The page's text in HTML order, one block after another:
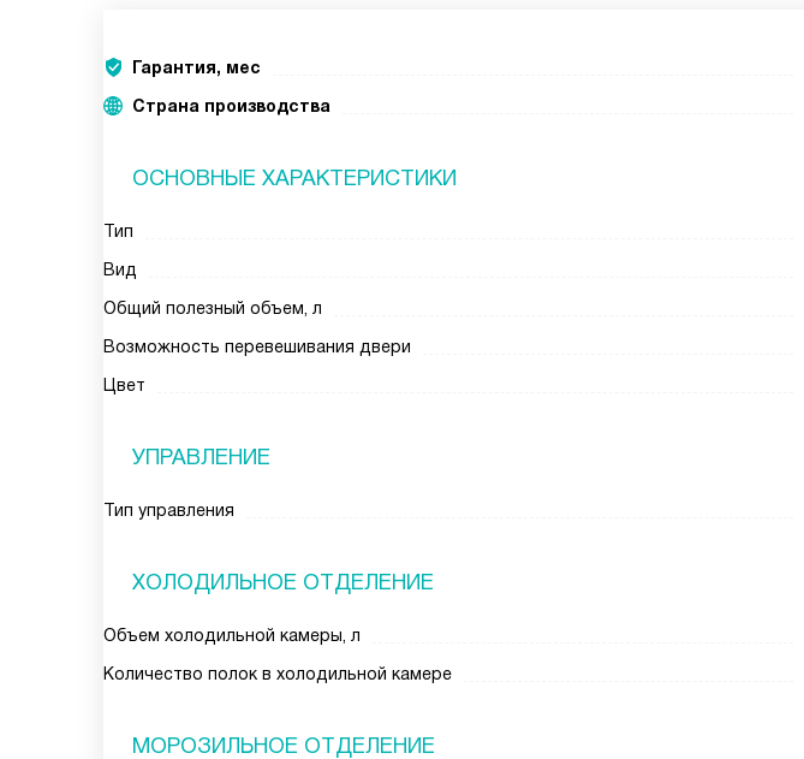
Гарантия, мес
Страна производства
ОСНОВНЫЕ ХАРАКТЕРИСТИКИ
Тип
Вид
Общий полезный объем, л
Возможность перевешивания двери
Цвет
УПРАВЛЕНИЕ
Тип управления
ХОЛОДИЛЬНОЕ ОТДЕЛЕНИЕ
Объем холодильной камеры, л
Количество полок в холодильной камере
МОРОЗИЛЬНОЕ ОТДЕЛЕНИЕ